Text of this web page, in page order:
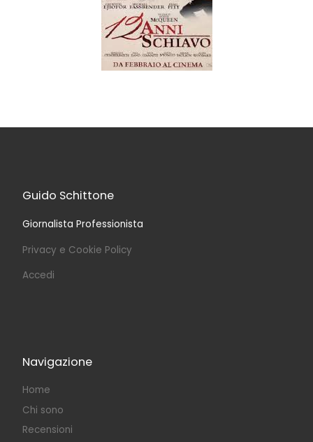
Guido Schittone
Giornalista Professionista
Privacy e Cookie Policy
Accedi
Navigazione
Home
Chi sono
Recensioni